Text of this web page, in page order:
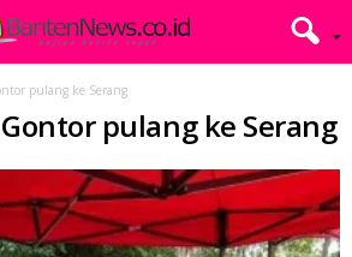
pulang ke Serang
pulang ke Serang